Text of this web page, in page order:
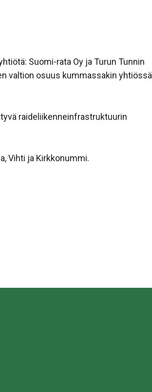
Suomi-rata Oy ja Turun Tunnin
valtion osuus kummassakin yhtiössä
raideliikenneinfrastruktuurin
Vihti ja Kirkkonummi.